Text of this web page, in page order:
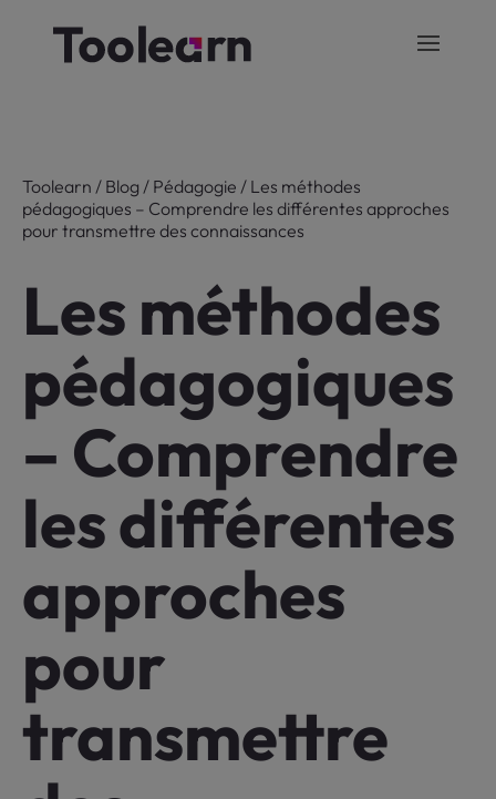
Toolearn / Blog / Pédagogie / Les méthodes
pédagogiques – Comprendre les différentes approches
pour transmettre des connaissances
Les méthodes
pédagogiques
– Comprendre
les différentes
approches
pour
transmettre